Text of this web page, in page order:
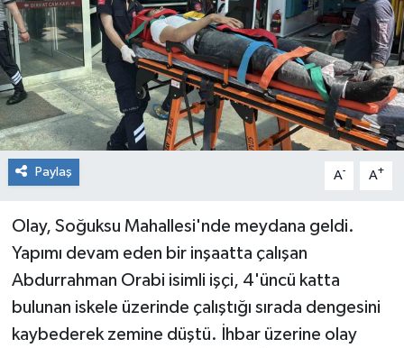
Paylaş A- A+
Olay, Soğuksu Mahallesi'nde meydana geldi.
Yapımı devam eden bir inşaatta çalışan
Abdurrahman Orabi isimli işçi, 4'üncü katta
bulunan iskele üzerinde çalıştığı sırada dengesini
kaybederek zemine düştü. İhbar üzerine olay
RESMİ İLAN
Künye